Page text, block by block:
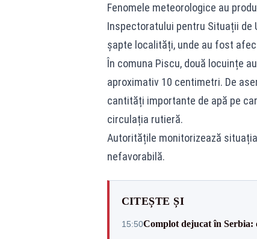
Fenomele meteorologice au
Inspectoratului pentru Situații de
șapte localități, unde au fost
În comuna Piscu, două locuințe
aproximativ 10 centimetri. De
cantități importante de apă pe
circulația rutieră.
Autoritățile monitorizează
nefavorabilă.
CITEȘTE ȘI
15:50Complot dejucat în Serbia: